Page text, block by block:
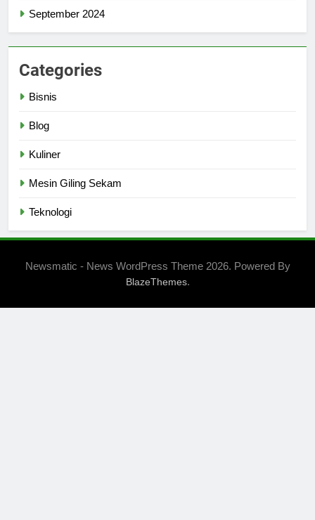
September 2024
Categories
Bisnis
Blog
Kuliner
Mesin Giling Sekam
Teknologi
Newsmatic - News WordPress Theme 2026. Powered By
BlazeThemes.